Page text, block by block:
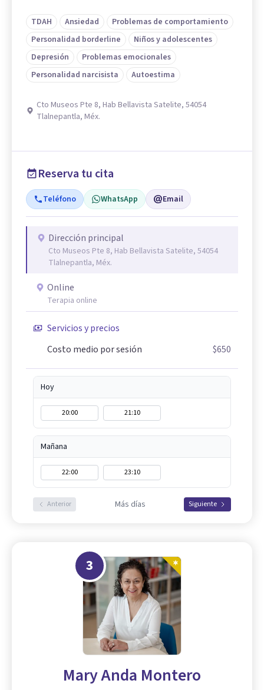
TDAH Ansiedad
Problemas de comportamiento
Personalidad borderline
Niños y adolescentes
Depresión
Problemas emocionales
Personalidad narcisista
Autoestima
Cto Museos Pte 8, Hab Bellavista Satelite, 54054
Tlalnepantla, Méx.
Reserva tu cita
Teléfono WhatsApp Email
Dirección principal
Cto Museos Pte 8, Hab Bellavista Satelite, 54054
Tlalnepantla, Méx.
Online
Terapia online
Servicios y precios
Costo medio por sesión
$650
Hoy
20:00 21:10
Mañana
22:00 23:10
Anterior Más días Siguiente
3
Mary Anda Montero